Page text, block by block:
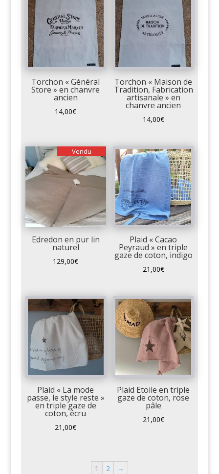
Torchon « Général
Store » en chanvre
ancien
14,00€
Torchon « Maison de
Tradition, Fabrication
artisanale » en
chanvre ancien
14,00€
Vendu
Edredon en pur lin
naturel
129,00€
Plaid « Cacao
Peyraud » en triple
gaze de coton, indigo
21,00€
Plaid « La mode
passe, le style reste »
en triple gaze de
coton, écru
21,00€
Plaid Etoile en triple
gaze de coton, rose
pâle
21,00€
1 2 →